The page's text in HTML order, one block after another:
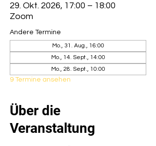
29. Okt. 2026, 17:00 – 18:00
Zoom
Andere Termine
Mo., 31. Aug., 16:00
Mo., 14. Sept., 14:00
Mo., 28. Sept., 10:00
9 Termine ansehen
Über die
Veranstaltung